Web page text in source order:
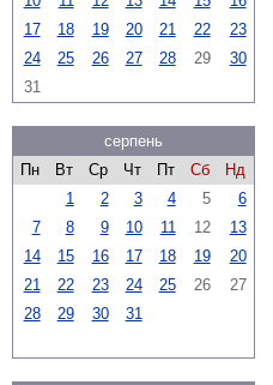
17
18 19 20 21 22
23
24
25 26 27 28 29
30
31
серпень
Пн
Вт Ср Чт Пт Сб
Нд
1
2 3 4 5
6
7
8 9 10 11 12
13
14
15 16 17 18 19
20
21
22 23 24 25 26
27
28
29 30 31